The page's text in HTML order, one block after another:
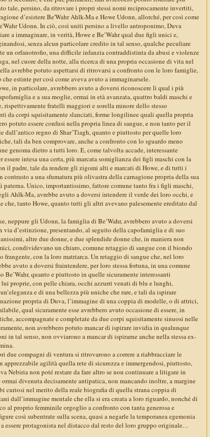
tale, persino, da ritrovare i propri stessi nomi reciprocamente invertiti,
d’esistere Be'Wahr Ahlk-Ma e Howe Udonn, allorché, per così come
Udonn. In ciò, così uniti persino a livello antroponimo, Duva
a immaginare, in verità, Howe e Be’Wahr qual due figli unici e,
senza alcun particolare credito in tal senso, qualche peculiare
un orfanotrofio, una difficile infanzia contraddistinta da abusi e violenze
nel cuore della notte, alla ricerca di una propria occasione di vita nel
avrebbe potuto aspettarsi di ritrovarsi a confronto con le loro famiglie,
estinte per così come aveva avuto a immaginarsele.
in particolare, avrebbero avuto a doversi riconoscere lì qual i più
e a sua moglie, ormai in età avanzata, quattro baldi maschi e
rispettivamente fratelli maggiori e sorella minore dello stesso
da corpi squisitamente slanciati, forme longilinee quali quella propria
potuto essere confusi nella propria linea di sangue, e non tanto per il
dall’antico regno di Shar’Tiagh, quanto e piuttosto per quelle loro
tali da ben comprovare, anche a confronto con lo sguardo meno
genoma dietro a tutti loro. E, come talvolta accade, interessante
essere intesa una certa, più marcata somiglianza dei figli maschi con la
il padre, tale da rendere gli zigomi alti e marcati di Howe, e di tutti i
contrasto a una sfumatura più olivastra della carnagione propria della sua
Unico, importantissimo, fattore comune tanto fra i figli maschi,
Ahlk-Ma, avrebbe avuto a doversi intendere il verde dei loro occhi, e
che, tanto Howe, quanto tutti gli altri avevano palesemente ereditato dal
neppure gli Udonn, la famiglia di Be’Wahr, avrebbero avuto a doversi
d’estinzione, presentando, al seguito della capofamiglia e di suo
altre due donne, e due splendide donne che, in maniera non
condividevano un chiaro, comune retaggio di sangue con il biondo
frangente, con la loro matriarca. Un retaggio di sangue che, nel loro
avuto a doversi fraintendere, per loro stessa fortuna, in una comune
Be’Wahr, quanto e piuttosto in quelle sicuramente interessanti
proprie, con pelle chiara, occhi azzurri venati di blu e lunghi,
e di una bellezza più uniche che rare, e tali da ispirare
propria di Duva, l’immagine di una coppia di modelle, o di attrici,
qual sicuramente esse avrebbero avuto occasione di essere, in
accompagnate e completate da due corpi squisitamente sinuosi nelle
non avrebbero potuto mancar di ispirare invidia in qualunque
in tal senso, non ovviarono a mancar di ispirarne anche nella stessa ex-
due compagni di ventura si ritrovarono a correre a riabbracciare le
apprezzabile agilità quella rete di sicurezza e immergendosi, piuttosto,
Nebiria non poté restare da fare altro se non continuare a litigare in
divenuta decisamente antipatica, non mancando inoltre, a margine
curiosi nel merito della reale biografia di quella strana coppia di
dall’immagine mentale che ella si era creata a loro riguardo, nonché di
al proprio femminile orgoglio a confronto con tanta generosa e
così subentrate sulla scena, quasi a negarle la temporanea egemonia
essere protagonista nel distacco dal resto del loro gruppo originale…